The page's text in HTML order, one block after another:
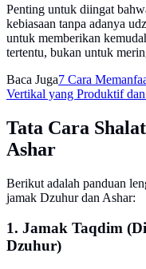
Penting untuk diingat
kebiasaan tanpa adanya
untuk memberikan
tertentu, bukan untuk
Baca Juga7 Cara
Vertikal yang Produktif
Tata Cara
Ashar
Berikut adalah panduan
jamak Dzuhur dan Ashar:
1. Jamak Taqdim
Dzuhur)